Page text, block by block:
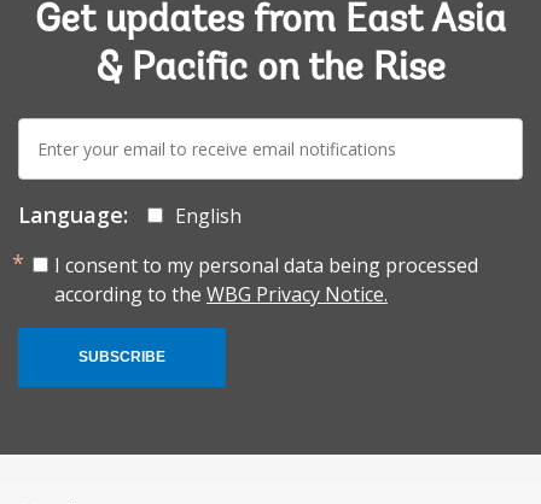
Get updates from East Asia
& Pacific on the Rise
mail:
Language:
English
I consent to my personal data being processed
according to the WBG Privacy Notice.
SUBSCRIBE